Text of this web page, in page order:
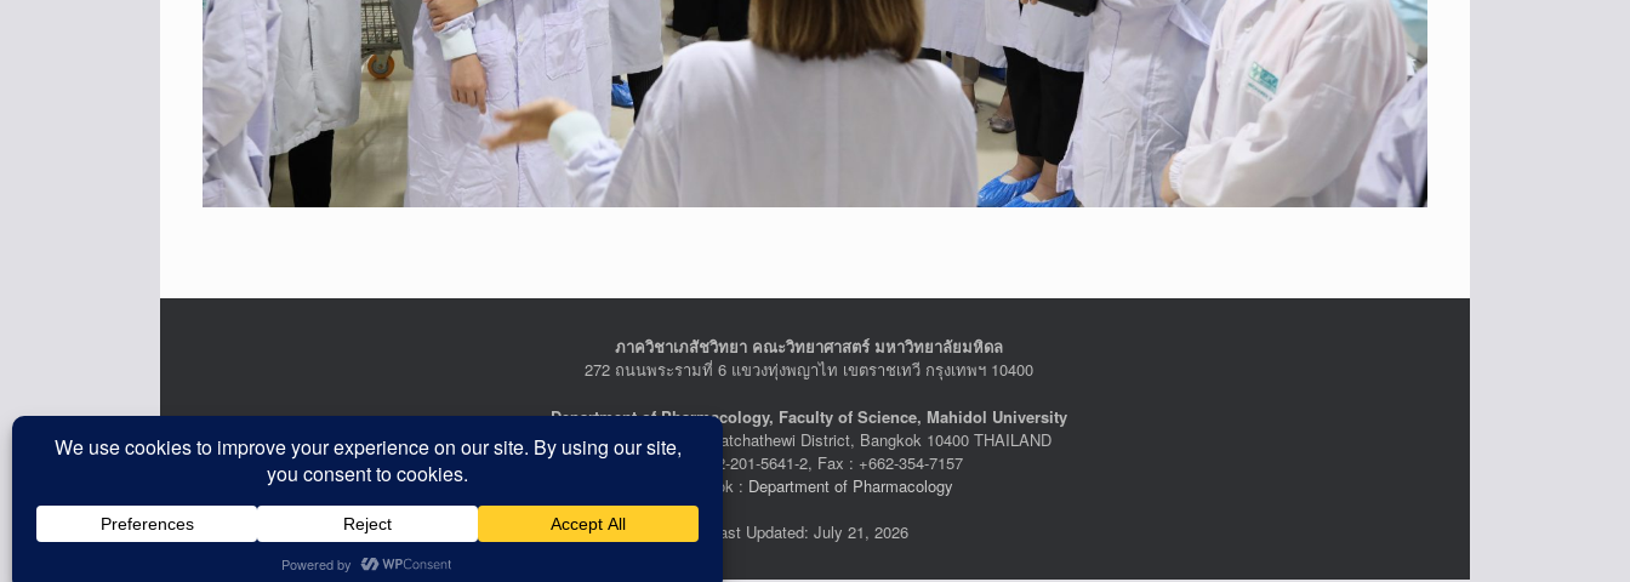
ภาควิชาเภสัชวิทยา คณะวิทยาศาสตร์ มหาวิทยาลัยมหิดล
272 ถนนพระรามที่ 6 แขวงทุ่งพญาไท เขตราชเทวี กรุงเทพฯ 10400
Department of Pharmacology, Faculty of Science, Mahidol University
272 Rama VI Road, Ratchathewi District, Bangkok 10400 THAILAND
Tel : +662-201-5641-2, Fax : +662-354-7157
Facebook : Department of Pharmacology
Last Updated: July 21, 2026